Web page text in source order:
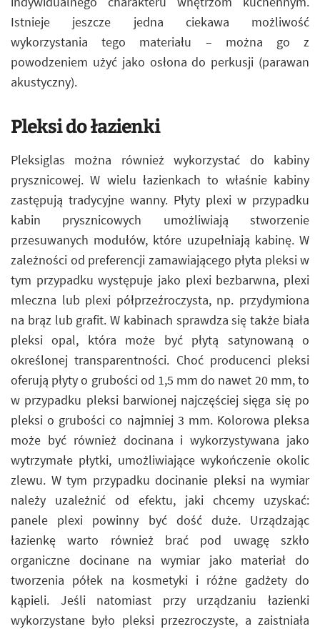
Istnieje jeszcze jedna ciekawa możliwość
wykorzystania tego materiału – można go z
powodzeniem użyć jako osłona do perkusji (parawan
akustyczny).
Pleksi do łazienki
Pleksiglas można również wykorzystać do kabiny
prysznicowej. W wielu łazienkach to właśnie kabiny
zastępują tradycyjne wanny. Płyty plexi w przypadku
kabin prysznicowych umożliwiają stworzenie
przesuwanych modułów, które uzupełniają kabinę. W
zależności od preferencji zamawiającego płyta pleksi w
tym przypadku występuje jako plexi bezbarwna, plexi
mleczna lub plexi półprzeźroczysta, np. przydymiona
na brąz lub grafit. W kabinach sprawdza się także biała
pleksi opal, która może być płytą satynowaną o
określonej transparentności. Choć producenci pleksi
oferują płyty o grubości od 1,5 mm do nawet 20 mm, to
w przypadku pleksi barwionej najczęściej sięga się po
pleksi o grubości co najmniej 3 mm. Kolorowa pleksa
może być również docinana i wykorzystywana jako
wytrzymałe płytki, umożliwiające wykończenie okolic
zlewu. W tym przypadku docinanie pleksi na wymiar
należy uzależnić od efektu, jaki chcemy uzyskać:
panele plexi powinny być dość duże. Urządzając
łazienkę warto również brać pod uwagę szkło
organiczne docinane na wymiar jako materiał do
tworzenia półek na kosmetyki i różne gadżety do
kąpieli. Jeśli natomiast przy urządzaniu łazienki
wykorzystane było pleksi przezroczyste, a zaistniała